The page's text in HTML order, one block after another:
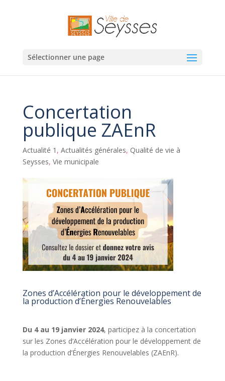
Sélectionner une page
Concertation
publique ZAEnR
Actualité 1 , Actualités générales, Qualité de vie à
Seysses, Vie municipale
Zones d’Accélération pour le développement de
la production d’Énergies Renouvelables
Du 4 au 19 janvier 2024, participez à la concertation
sur les Zones d’Accélération pour le développement de
la production d’Énergies Renouvelables (ZAEnR).